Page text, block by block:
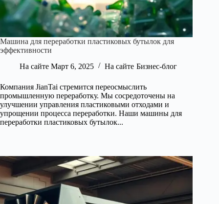
Машина для переработки пластиковых бутылок для
эффективности
На сайте Март 6, 2025 На сайте Бизнес-блог
Компания JianTai стремится переосмыслить
промышленную переработку. Мы сосредоточены на
улучшении управления пластиковыми отходами и
упрощении процесса переработки. Наши машины для
переработки пластиковых бутылок...